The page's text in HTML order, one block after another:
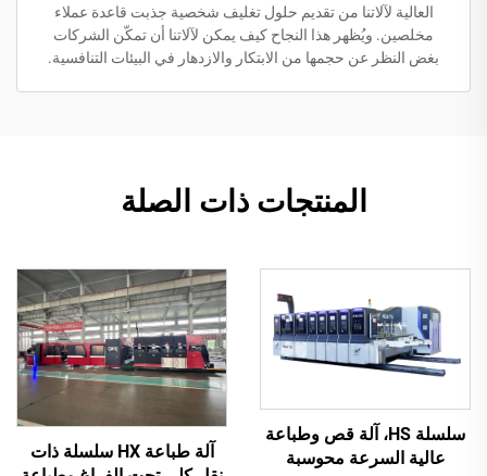
العالية لآلاتنا من تقديم حلول تغليف شخصية جذبت قاعدة عملاء
مخلصين. ويُظهر هذا النجاح كيف يمكن لآلاتنا أن تمكّن الشركات
بغض النظر عن حجمها من الابتكار والازدهار في البيئات التنافسية.
المنتجات ذات الصلة
سلسلة HS، آلة قص وطباعة
عالية السرعة محوسبة
آلة طباعة HX سلسلة ذات